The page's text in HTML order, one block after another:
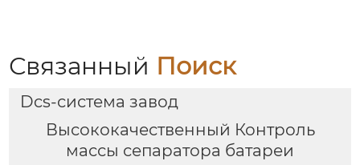
Связанный Поиск
Dcs-система завод
Высококачественный Контроль
массы сепаратора батареи